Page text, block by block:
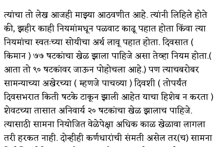
त्यांचा तो लेख आजही माझ्या आठवणीत आहे. त्यांनी लिहिले होते
की, झहीर काही नियमांमधून पळवाट काढू पहात होता किंवा त्या
नियमांचा स्वतःच्या सोयीचा अर्थ लावू पहात होता. दिवसात (
किमान ) ७७ षटकांचा खेळ झाला पाहिजे असा तेव्हा नियम होता.(
आता तो ९० षटकांवर जाऊन पोहोचला आहे.) पण त्याचबरोबर
सामन्याच्या अखेरच्या ( म्हणजे पाचव्या ) दिवशी ( तोपर्यंत
दिवसभरात किती षटके टाकून झाली आहेत याचा हिशेब न करता )
शेवटच्या तासात अनिवार्य २० षटकांचा खेळ झालाच पाहिजे.
त्यासाठी सामना नियोजित वेळेपेक्षा अधिक काळ खेळावा लागला
तरी हरकत नाही. दोन्हीही कर्णधारांची संमती असेल तर(च) सामना